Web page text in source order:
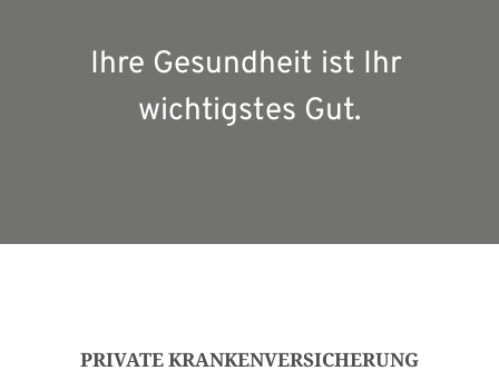
Ihre Gesundheit ist Ihr
wichtigstes Gut.
PRIVATE KRANKENVERSICHERUNG